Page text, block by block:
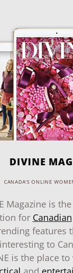
DIVINE
CANADA'S ONLINE
Magazine is
for Canadian
features
to
is the place